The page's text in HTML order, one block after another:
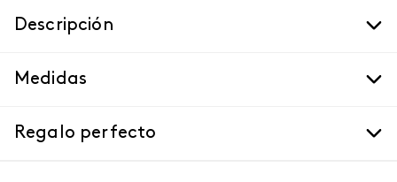
Descripción
Medidas
Regalo perfecto